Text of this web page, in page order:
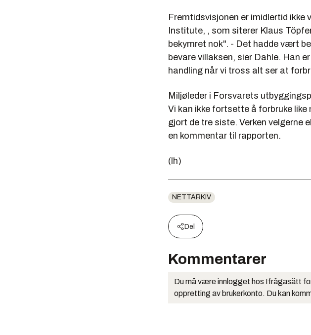
Fremtidsvisjonen er imidlertid
Institute, , som siterer Klaus
bekymret nok". - Det hadde vært
bevare villaksen, sier Dahle. Han
handling når vi tross alt ser at
Miljøleder i Forsvarets
Vi kan ikke fortsette å forbruke
gjort de tre siste. Verken velgerne
en kommentar til rapporten.
(lh)
NETTARKIV
Del
Kommentarer
Du må være innlogget hos Ifrågasätt
oppretting av brukerkonto. Du kan